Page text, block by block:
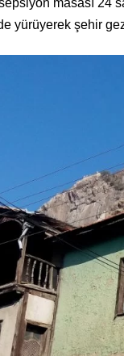
masası 24
yürüyerek şehir